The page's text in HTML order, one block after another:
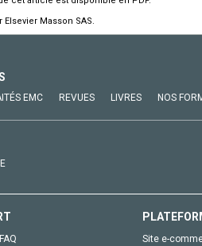
Masson SAS.
EMC REVUES LIVRES NOS
Site e-